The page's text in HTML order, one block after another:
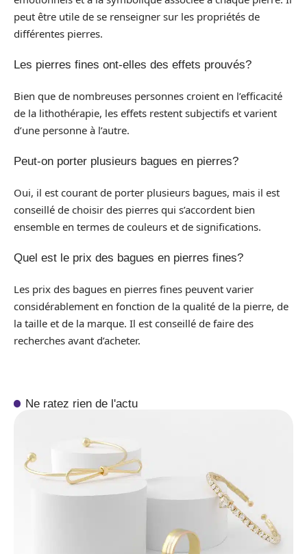
peut être utile de se renseigner sur les propriétés de
différentes pierres.
Les pierres fines ont-elles des effets prouvés?
Bien que de nombreuses personnes croient en l’efficacité
de la lithothérapie, les effets restent subjectifs et varient
d’une personne à l’autre.
Peut-on porter plusieurs bagues en pierres?
Oui, il est courant de porter plusieurs bagues, mais il est
conseillé de choisir des pierres qui s’accordent bien
ensemble en termes de couleurs et de significations.
Quel est le prix des bagues en pierres fines?
Les prix des bagues en pierres fines peuvent varier
considérablement en fonction de la qualité de la pierre, de
la taille et de la marque. Il est conseillé de faire des
recherches avant d’acheter.
Ne ratez rien de l'actu